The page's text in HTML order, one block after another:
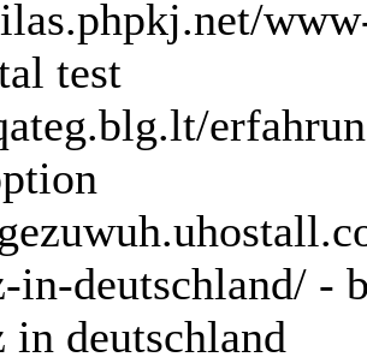
test
in-deutschland/ -
in deutschland